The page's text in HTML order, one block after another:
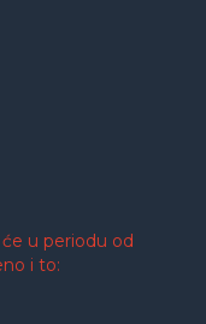
u periodu od
i to: